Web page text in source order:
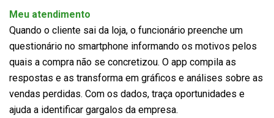
Meu atendimento
Quando o cliente sai da loja, o funcionário preenche um
questionário no smartphone informando os motivos pelos
quais a compra não se concretizou. O app compila as
respostas e as transforma em gráficos e análises sobre as
vendas perdidas. Com os dados, traça oportunidades e
ajuda a identificar gargalos da empresa.